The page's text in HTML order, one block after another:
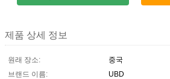
제품 상세 정보
원래 장소:
중국
브랜드 이름:
UBD